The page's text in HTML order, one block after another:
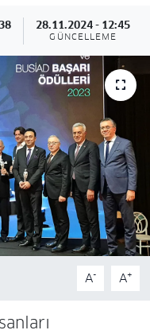
28.11.2024 - 12:45
GÜNCELLEME
A- A+